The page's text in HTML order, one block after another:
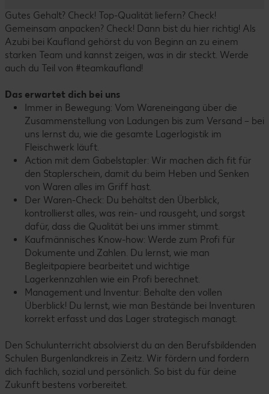
Gutes Gehalt? Check! Top-Qualität liefern? Check!
Gemeinsam anpacken? Check! Dann bist du hier richtig! Als
Azubi bei Kaufland gehörst du von Beginn an zu einem
starken Team und kannst zeigen, was in dir steckt. Werde
auch du Teil von #teamkaufland!
Das erwartet dich bei uns
Immer in Bewegung: Vom Wareneingang über die
Zusammenstellung von Ladungen bis zum Versand – bei
uns lernst du, wie die gesamte Lagerlogistik im
Fleischwerk läuft.
Action mit dem Gabelstapler: Wir machen dich fit für
den Staplerschein, damit du beim Heben und Senken
von Waren alles im Griff hast.
Der Waren-Check: Du behältst den Überblick,
kontrollierst alles, was rein- und rausgeht, und sorgst
dafür, dass die Qualität bei uns immer stimmt.
Kaufmännisches Know-how: Werde zum Profi für
Dokumente und Zahlen. Du lernst, wie man
Begleitpapiere bearbeitet und wichtige
Lagerkennzahlen wie ein Profi berechnet.
Management und Inventur: Behalte den vollen
Überblick! Du lernst, wie man Bestände bei Inventuren
korrekt erfasst und das Lager strategisch managt.
Den Schulunterricht absolvierst du an den Berufsbildenden
Schulen Burgenlandkreis in Zeitz. Wir fördern und fordern
dich fachlich, sozial und persönlich. So bist du für deine
Zukunft bestens vorbereitet.